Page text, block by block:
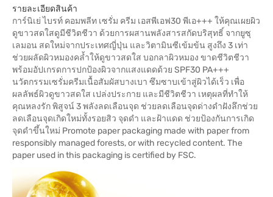
รายละเอียดสินค้า
การ์นิเย่ ไบรท์ คอมพลีท เซรั่ม ครีม เอสพีเอฟ30 พีเอ+++ ให้คุณเผยผิว
ดูขาวสดใสดูมีชีวิตชีวา ด้วยการผสานพลังสารสกัดบริสุทธิ์ จากยูซุ
เลมอน สดใหม่จากประเทศญี่ปุ่น และวิตามินซีเข้มข้น สูงถึง 3 เท่า
ช่วยผลัดผิวหมองคล้ำให้ดูขาวสดใส บอกลาผิวหมอง ขาดชีวิตชีวา
พร้อมอัปเกรดการปกป้องผิวจากแสงแดดด้วย SPF30 PA+++
นวัตกรรมเซรั่มครีมเนื้อสัมผัสบางเบา ซึมซาบเข้าสู่ผิวได้เร็ว เพื่อ
ผลลัพธ์ผิวดูขาวสดใส เปล่งประกาย และมีชีวิตชีวา เหตุผลที่ทำให้
คุณหลงรัก พิสูจน์ 3 พลังลดเลือนจุด ช่วยลดเลือนจุดด่างดำฝังลึกช่วย
ลดเลือนจุดเกิดใหม่ทั้งรอยสิว จุดดำ และฝ้าแดด ช่วยป้องกันการเกิด
จุดดำขึ้นใหม่ Promote paper packaging made with paper from
responsibly managed forests, or with recycled content. The
paper used in this packaging is certified by FSC.